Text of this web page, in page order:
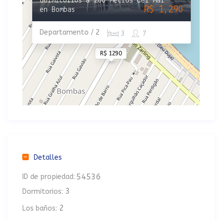
R$ 1290
en Bombas
Departamento / 2 7
3
R$ 1,290
Detalles
ID de propiedad: 54536
Dormitorios: 3
Los baños: 2